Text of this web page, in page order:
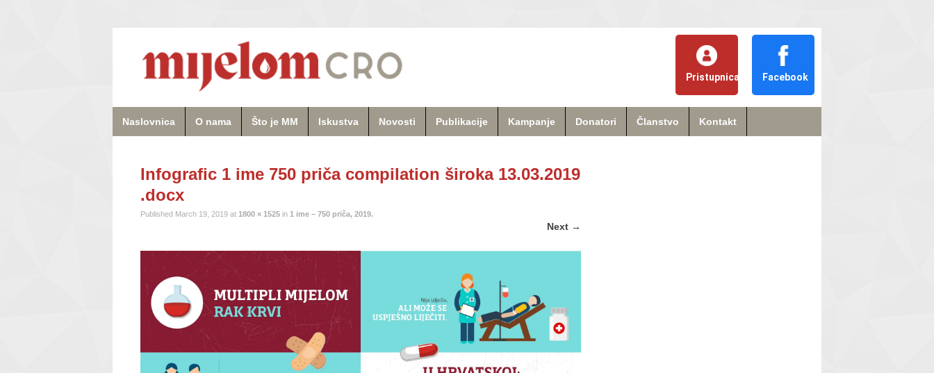
Pristupnica Facebook
Naslovnica O nama Što je MM Iskustva Novosti Publikacije Kampanje Donatori Članstvo Kontakt
Infografic 1 ime 750 priča compilation široka 13.03.2019
.docx
Published March 19, 2019 at 1800 × 1525 in 1 ime – 750 priča, 2019.
Next →